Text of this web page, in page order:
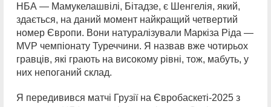
НБА — Мамукелашвілі, Бітадзе, є Шенгелія, який,
здається, на даний момент найкращий четвертий
номер Європи. Вони натуралізували Маркіза Ріда —
MVP чемпіонату Туреччини. Я назвав вже чотирьох
гравців, які грають на високому рівні, тож, мабуть, у
них непоганий склад.
Я передивився матчі Грузії на Євробаскеті-2025 з